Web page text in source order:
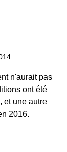
n'aurait pas
ont été
et une autre
2016.